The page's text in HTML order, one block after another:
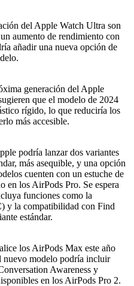
del Apple Watch Ultra son
aumento de rendimiento con
añadir una nueva opción de
generación del Apple
que el modelo de 2024
rígido, lo que reduciría los
más accesible.
podría lanzar dos variantes
más asequible, y una opción
cuenten con un estuche de
en los AirPods Pro. Se espera
funciones como la
y la compatibilidad con Find
estándar.
los AirPods Max este año
nuevo modelo podría incluir
Awareness y
en los AirPods Pro 2.